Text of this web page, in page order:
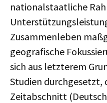
nationalstaatliche
Zusammenleben
geografische
sich aus letzterem
Studien durchgesetzt,
Zeitabschnitt